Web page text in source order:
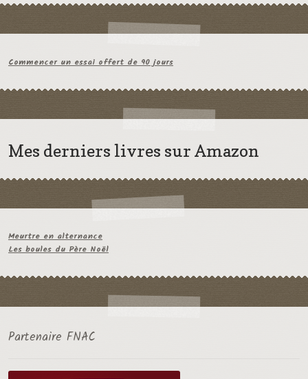
Commencer un essai offert de 90 jours
Mes derniers livres sur Amazon
Meurtre en alternance
Les boules du Père Noël
Partenaire FNAC